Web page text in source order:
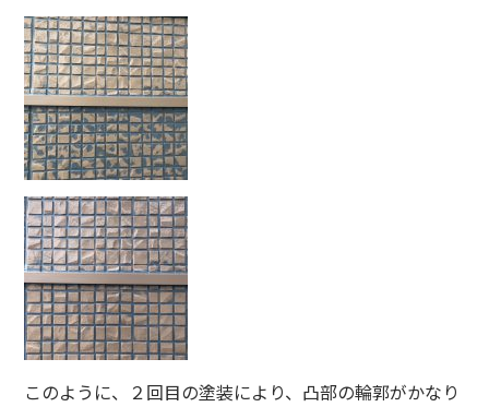
このように、２回目の塗装により、凸部の輪郭がかなり